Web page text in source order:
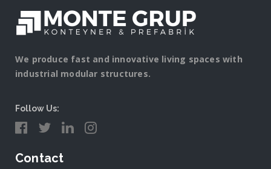
We produce fast and innovative living spaces with
industrial modular structures.
Follow Us:
Contact